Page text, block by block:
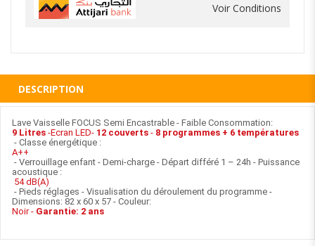
Voir Conditions
DESCRIPTION
Lave Vaisselle FOCUS Semi Encastrable - Faible Consommation:
9 Litres -Ecran LED- 12 couverts - 8 programmes + 6 températures
- Classe énergétique :
A++
- Verrouillage enfant - Demi-charge - Départ différé 1 – 24h - Puissance
acoustique :
54 dB(A)
- Pieds réglages - Visualisation du déroulement du programme -
Dimensions: 82 x 60 x 57 - Couleur:
Noir - Garantie: 2 ans